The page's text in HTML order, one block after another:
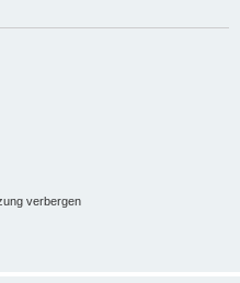
verbergen